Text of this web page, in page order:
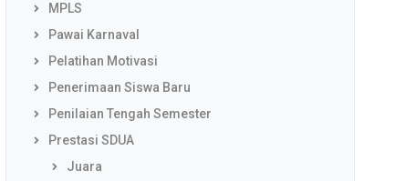
MPLS
Pawai Karnaval
Pelatihan Motivasi
Penerimaan Siswa Baru
Penilaian Tengah Semester
Prestasi SDUA
Juara